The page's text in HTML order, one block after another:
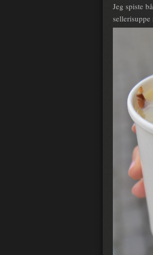
Jeg spiste
sellerisuppe